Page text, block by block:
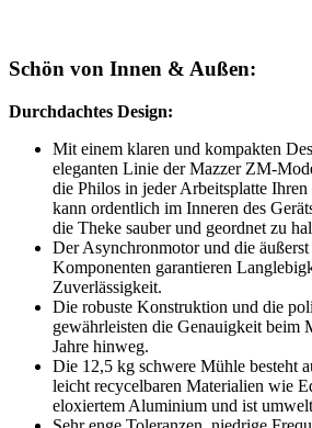
Schön von Innen & Außen:
Durchdachtes Design:
Mit einem klaren und kompakten
eleganten Linie der Mazzer ZM-
die Philos in jeder Arbeitsplatte
kann ordentlich im Inneren des
die Theke sauber und geordnet zu
Der Asynchronmotor und die
Komponenten garantieren
Zuverlässigkeit.
Die robuste Konstruktion und die
gewährleisten die Genauigkeit beim
Jahre hinweg.
Die 12,5 kg schwere Mühle besteht
leicht recycelbaren Materialien wie
eloxiertem Aluminium und ist